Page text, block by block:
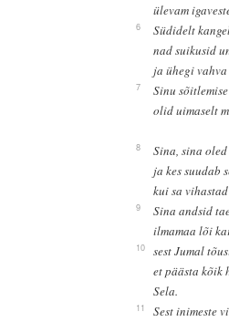
ülevam
6
Südidelt
nad suikusid
ja ühegi
7
Sinu
olid uimaselt
8
Sina, sina
ja kes suudab
kui sa
9
Sina andsid
ilmamaa lõi
10
sest Jumal
et päästa kõik
Sela.
11
Sest inimeste